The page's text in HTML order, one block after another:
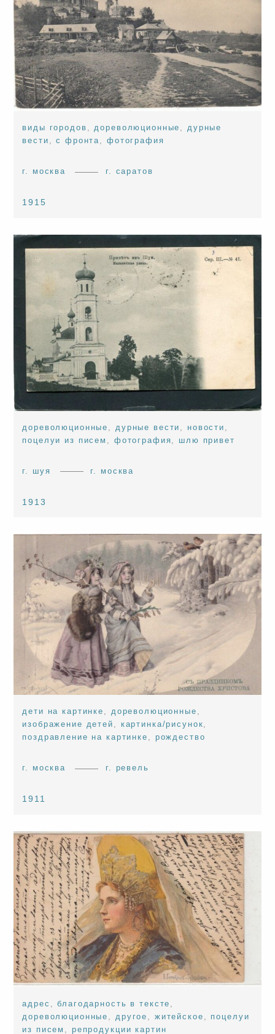
виды городов ,дореволюционные ,дурные
вести ,с фронта, фотография
г. москва г. саратов
1915
дореволюционные дурные вести новости
поцелуи из писем
фотография шлю привет
г. шуя г. москва
1913
дети на картинке , дореволюционные ,
изображение детей , картинка/рисунок,
поздравление на картинке , рождество
г. москва г. ревель
1911
адрес ,благодарность в тексте
дореволюционные
другое житейское
поцелуи
из писем
репродукции картин